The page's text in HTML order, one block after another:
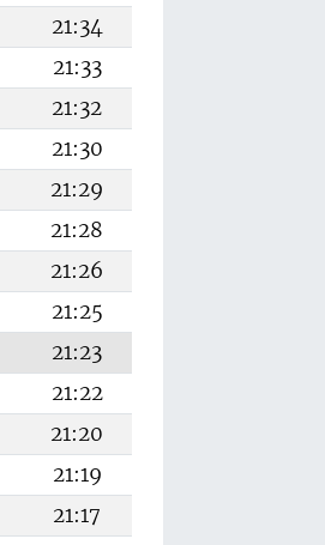
21:34
21:33
21:32
21:30
21:29
21:28
21:26
21:25
21:23
21:22
21:20
21:19
21:17